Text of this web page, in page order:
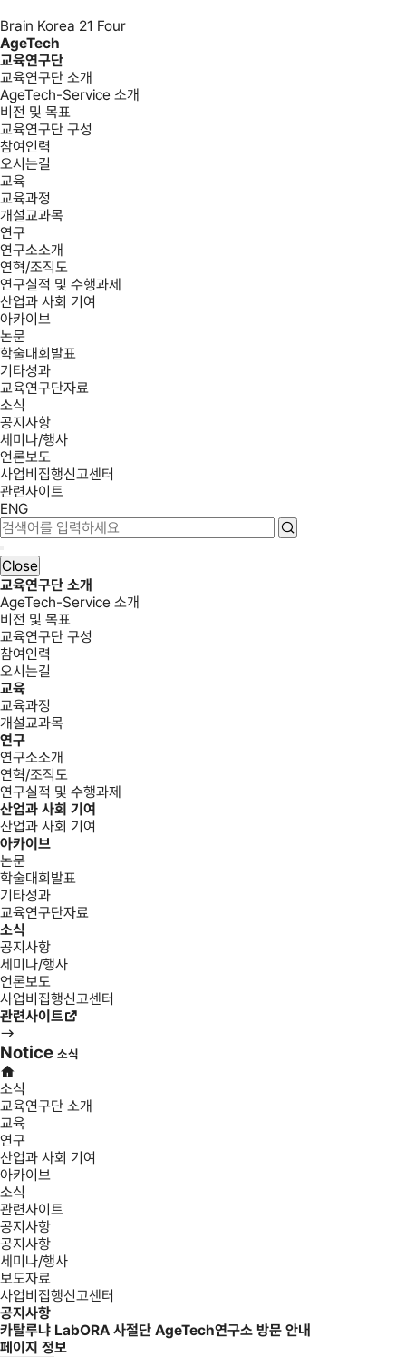
Brain Korea 21 Four
AgeTech
교육연구단
교육연구단 소개
AgeTech-Service 소개
비전 및 목표
교육연구단 구성
참여인력
오시는길
교육
교육과정
개설교과목
연구
연구소소개
연혁/조직도
연구실적 및 수행과제
산업과 사회 기여
아카이브
논문
학술대회발표
기타성과
교육연구단자료
소식
공지사항
세미나/행사
언론보도
사업비집행신고센터
관련사이트
ENG
Close
교육연구단 소개
AgeTech-Service 소개
비전 및 목표
교육연구단 구성
참여인력
오시는길
교육
교육과정
개설교과목
연구
연구소소개
연혁/조직도
연구실적 및 수행과제
산업과 사회 기여
산업과 사회 기여
아카이브
논문
학술대회발표
기타성과
교육연구단자료
소식
공지사항
세미나/행사
언론보도
사업비집행신고센터
관련사이트
Notice 소식
소식
교육연구단 소개
교육
연구
산업과 사회 기여
아카이브
소식
관련사이트
공지사항
공지사항
세미나/행사
보도자료
사업비집행신고센터
공지사항
카탈루냐 LabORA 사절단 AgeTech연구소 방문 안내
페이지 정보